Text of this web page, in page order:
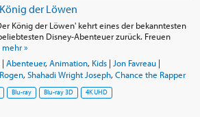
der Löwen
König der Löwen' kehrt eines der bekanntesten
Disney-Abenteuer zurück. Freuen
mehr »
| Abenteuer, Animation, Kids| Jon Favreau|
, Shahadi Wright Joseph, Chance the Rapper
Blu-ray Blu-ray 3D 4K UHD